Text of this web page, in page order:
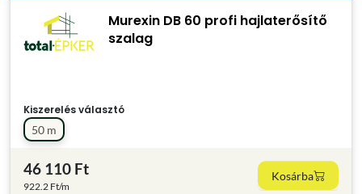
Murexin DB 60 profi hajlaterősítő
szalag
Kiszerelés választó
50 m
46 110 Ft
922.2 Ft/m
Kosárba